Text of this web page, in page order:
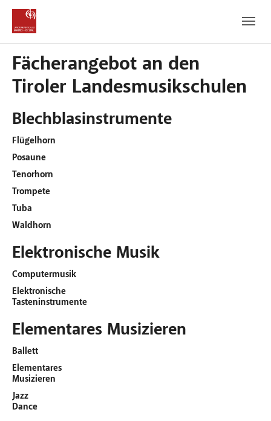
Zum Hauptinhalt
Zum Fußbereich
Fächerangebot an den
Tiroler Landesmusikschulen
Blechblasinstrumente
Flügelhorn
Posaune
Tenorhorn
Trompete
Tuba
Waldhorn
Elektronische Musik
Computermusik
Elektronische
Tasteninstrumente
Elementares Musizieren
Ballett
Elementares
Musizieren
Jazz
Dance